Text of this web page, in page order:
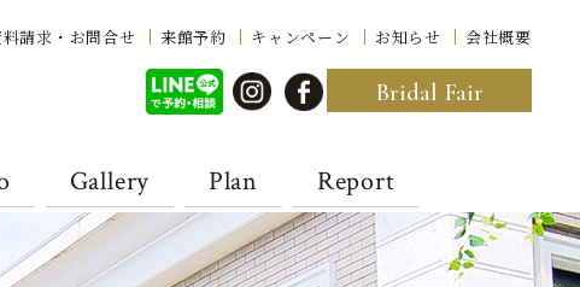
請求・お問合せ 来館予約 キャンペーン お知らせ 会社概要
Bridal Fair
Gallery Plan Report